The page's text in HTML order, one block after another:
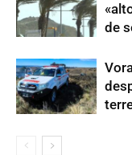
de